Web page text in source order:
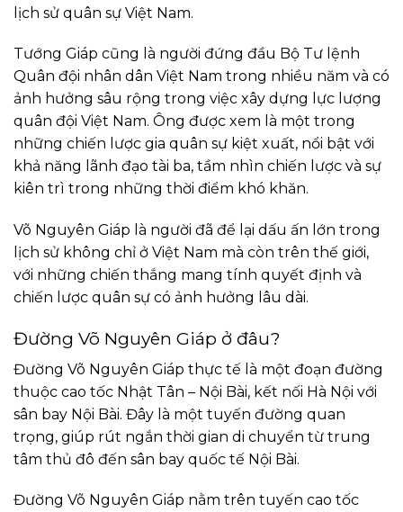
lịch sử quân sự Việt Nam.
Tướng Giáp cũng là người đứng đầu Bộ Tư lệnh
Quân đội nhân dân Việt Nam trong nhiều năm và có
ảnh hưởng sâu rộng trong việc xây dựng lực lượng
quân đội Việt Nam. Ông được xem là một trong
những chiến lược gia quân sự kiệt xuất, nổi bật với
khả năng lãnh đạo tài ba, tầm nhìn chiến lược và sự
kiên trì trong những thời điểm khó khăn.
Võ Nguyên Giáp là người đã để lại dấu ấn lớn trong
lịch sử không chỉ ở Việt Nam mà còn trên thế giới,
với những chiến thắng mang tính quyết định và
chiến lược quân sự có ảnh hưởng lâu dài.
Đường Võ Nguyên Giáp ở đâu?
Đường Võ Nguyên Giáp thực tế là một đoạn đường
thuộc cao tốc Nhật Tân – Nội Bài, kết nối Hà Nội với
sân bay Nội Bài. Đây là một tuyến đường quan
trọng, giúp rút ngắn thời gian di chuyển từ trung
tâm thủ đô đến sân bay quốc tế Nội Bài.
Đường Võ Nguyên Giáp nằm trên tuyến cao tốc